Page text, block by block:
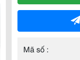
Mã số :